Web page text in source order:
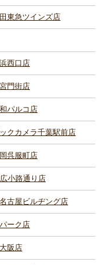
東急ツインズ店
西口店
門街店
パルコ店
クカメラ千葉駅前店
呉服町店
小路通り店
古屋ビルヂング店
ーク店
阪店